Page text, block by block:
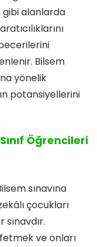
gibi alanlarda
Bilsem
yönelik
potansiyellerini
Öğrencileri
sınavına
çocukları
ve onları